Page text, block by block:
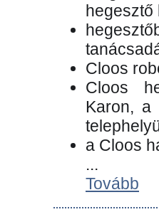
hegesztő
Cloos
Cloos
Karon, a
a Cloos
...
Tovább